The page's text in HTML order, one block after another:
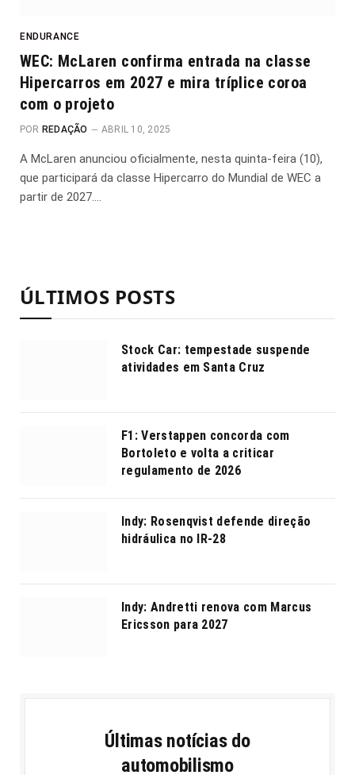
ENDURANCE
WEC: McLaren confirma entrada na classe
Hipercarros em 2027 e mira tríplice coroa
com o projeto
POR REDAÇÃO ABRIL 10, 2025
A McLaren anunciou oficialmente, nesta quinta-feira (10),
que participará da classe Hipercarro do Mundial de WEC a
partir de 2027.…
ÚLTIMOS POSTS
Stock Car: tempestade suspende
atividades em Santa Cruz
F1: Verstappen concorda com
Bortoleto e volta a criticar
regulamento de 2026
Indy: Rosenqvist defende direção
hidráulica no IR-28
Indy: Andretti renova com Marcus
Ericsson para 2027
Últimas notícias do
automobilismo